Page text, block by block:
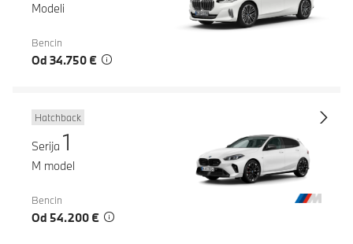
Modeli
Bencin
Od 34.750 €
Hatchback
Serija 1
M model
Bencin
Od 54.200 €